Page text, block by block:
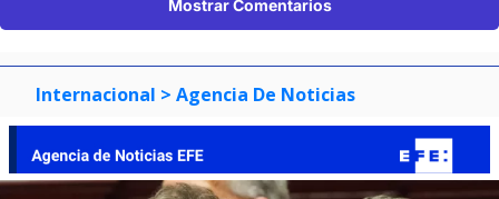
Mostrar Comentarios
Internacional > Agencia De Noticias